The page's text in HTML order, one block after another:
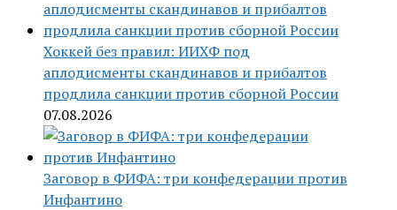
Хоккей без правил: ИИХФ под
аплодисменты скандинавов и прибалтов
продлила санкции против сборной России
07.08.2026
Заговор в ФИФА: три конфедерации против
Инфантино